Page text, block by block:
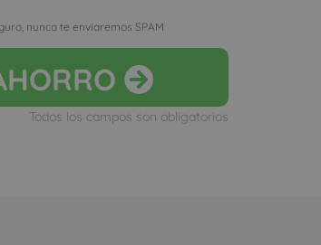
nunca te enviaremos SPAM
Todos los campos son obligatorios